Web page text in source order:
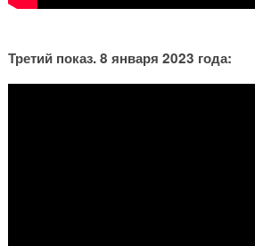
Третий показ. 8 января 2023 года: